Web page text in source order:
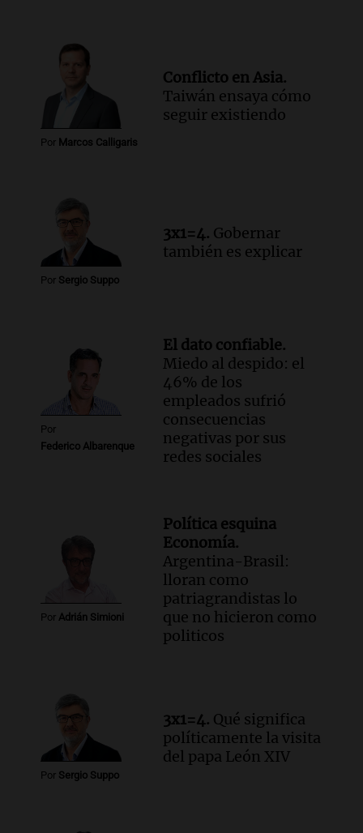
Episodios
Audio.
Tierras: ¿Y si en lugar de
declamar la Patria prueban con
ocuparla? | Por Adrián Simioni
Política esquina Economía
Episodios
Yacanto
Ahora país
Episodios
Por Marcos Calligaris
Conflicto en Asia.
Taiwán ensaya cómo
seguir existiendo
Por Sergio Suppo
3x1=4. Gobernar
también es explicar
Por
Federico Albarenque
El dato confiable.
Miedo al despido: el
46% de los
empleados sufrió
consecuencias
negativas por sus
redes sociales
Por Adrián Simioni
Política esquina
Economía.
Argentina-Brasil:
lloran como
patriagrandistas lo
que no hicieron como
politicos
Por Sergio Suppo
3x1=4. Qué significa
políticamente la visita
del papa León XIV